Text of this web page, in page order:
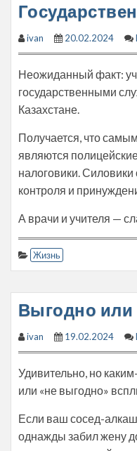
ivan 20.02.2024
Неожиданный факт:
государственными
Казахстане.
Получается, что
являются
налоговики.
контроля и
А врачи и учителя —
Жизнь
Выгодно или
ivan 19.02.2024
Удивительно, но
или «не выгодно»
Если ваш сосед-алкаш
однажды забил жену